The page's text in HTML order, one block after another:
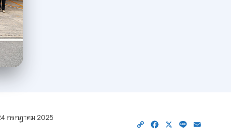
กรกฎาคม 2025
Copy Facebook
X Line